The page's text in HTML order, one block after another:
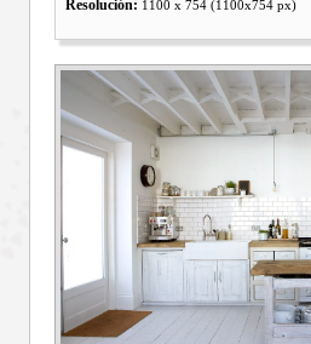
Resolución: 1100 x 754 (1100x754 px)